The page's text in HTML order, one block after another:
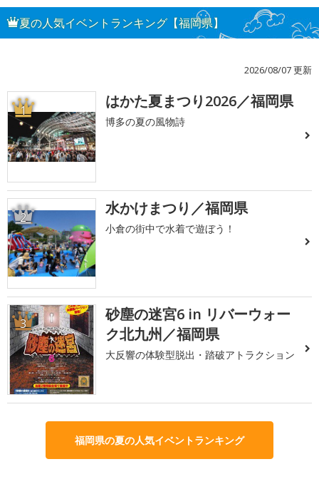
夏の人気イベントランキング【福岡県】
2026/08/07 更新
1 はかた夏まつり2026／福岡県
博多の夏の風物詩
2 水かけまつり／福岡県
小倉の街中で水着で遊ぼう！
3
砂塵の迷宮6 in リバーウォー
ク北九州／福岡県
大反響の体験型脱出・踏破アトラクション
福岡県の夏の人気イベントランキング